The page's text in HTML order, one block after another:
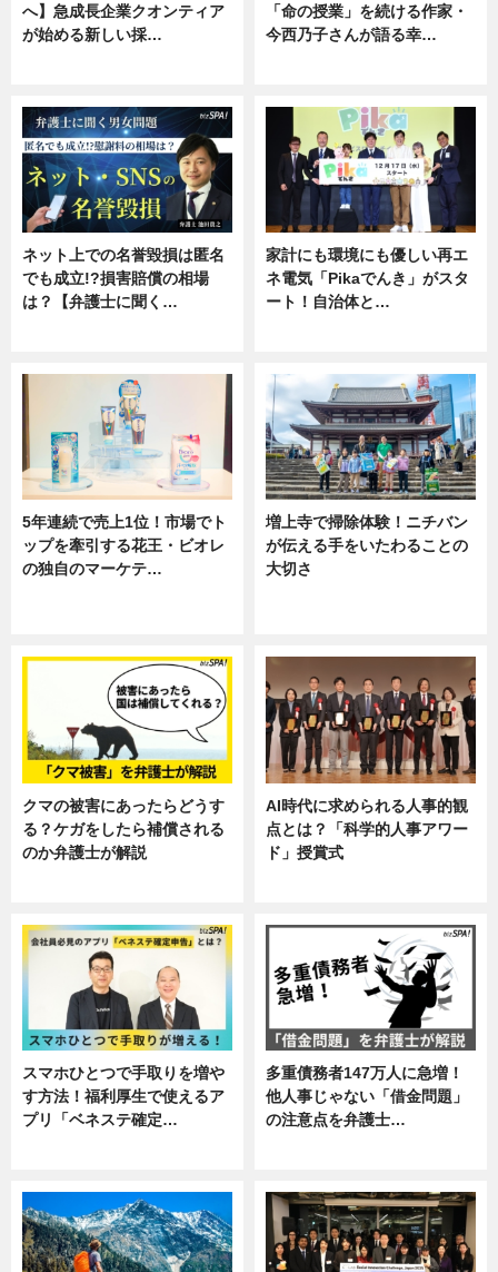
へ】急成長企業クオンティア
が始める新しい採…
「命の授業」を続ける作家・
今西乃子さんが語る幸…
ネット上での名誉毀損は匿名
でも成立!?損害賠償の相場
は？【弁護士に聞く…
家計にも環境にも優しい再エ
ネ電気「Pikaでんき」がスタ
ート！自治体と…
5年連続で売上1位！市場でト
ップを牽引する花王・ビオレ
の独自のマーケテ…
増上寺で掃除体験！ニチバン
が伝える手をいたわることの
大切さ
クマの被害にあったらどうす
る？ケガをしたら補償される
のか弁護士が解説
AI時代に求められる人事的観
点とは？「科学的人事アワー
ド」授賞式
スマホひとつで手取りを増や
す方法！福利厚生で使えるア
プリ「ベネステ確定…
多重債務者147万人に急増！
他人事じゃない「借金問題」
の注意点を弁護士…